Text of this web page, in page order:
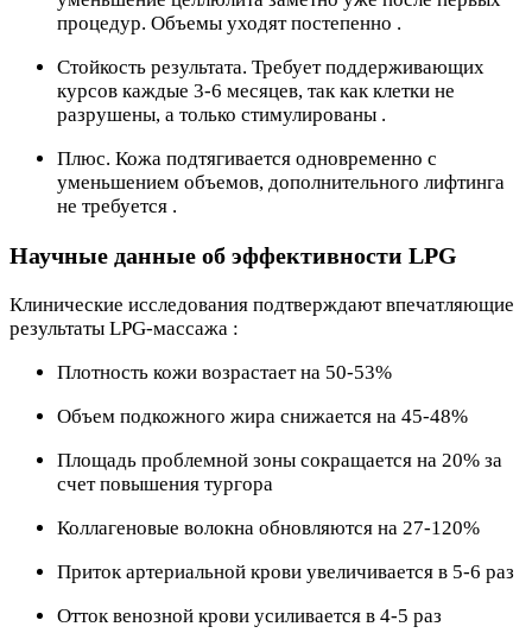
процедур. Объемы уходят постепенно .
Стойкость результата. Требует поддерживающих
курсов каждые 3-6 месяцев, так как клетки не
разрушены, а только стимулированы .
Плюс. Кожа подтягивается одновременно с
уменьшением объемов, дополнительного лифтинга
не требуется .
Научные данные об эффективности LPG
Клинические исследования подтверждают впечатляющие
результаты LPG-массажа :
Плотность кожи возрастает на 50-53%
Объем подкожного жира снижается на 45-48%
Площадь проблемной зоны сокращается на 20% за
счет повышения тургора
Коллагеновые волокна обновляются на 27-120%
Приток артериальной крови увеличивается в 5-6 раз
Отток венозной крови усиливается в 4-5 раз